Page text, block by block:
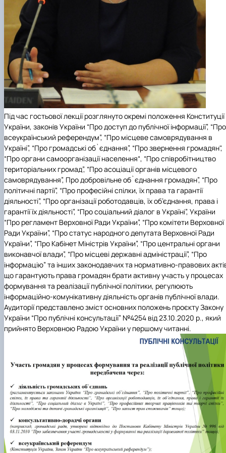
Під час гостьової лекції розглянуто окремі положення Конституції
України, законів України “Про доступ до публічної інформації”, “Про
всеукраїнський референдум”, “Про місцеве самоврядування в
Україні”, “Про громадські об`єднання”, “Про звернення громадян",
“Про органи самоорганізації населення“, “Про співробітництво
територіальних громад”, “Про асоціації органів місцевого
самоврядування”, Про добровільне об`єднання громадян”, “Про
політичні партії”, “Про професійні спілки, їх права та гарантії
діяльності”, “Про організації роботодавців, їх об’єднання, права і
гарантії їх діяльності”, “Про соціальний діалог в Україні”, України
“Про регламент Верховної Ради України”, “Про комітети Верховної
Ради України”, “Про статус народного депутата Верховної Ради
України”, “Про Кабінет Міністрів України”, “Про центральні органи
виконавчої влади”, “Про місцеві державні адміністрації”, “Про
інформацію” та інших законодавчих та нормативно-правових
що гарантують права громадян брати активну участь у процесах
формування та реалізації публічної політики, регулюють
інформаційно-комунікативну діяльність органів публічної влади.
Аудиторії представлено зміст основних положень проєкту Закону
України “Про публічні консультації” №4254 від 23.10.2020 р., який
прийнято Верховною Радою України у першому читанні.